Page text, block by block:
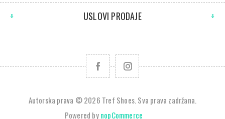
USLOVI PRODAJE
Autorska prava © 2026 Tref Shoes. Sva prava zadržana.
Powered bynopCommerce